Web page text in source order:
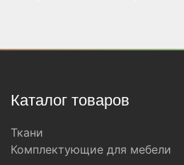
Каталог товаров
Ткани
Комплектующие для мебели